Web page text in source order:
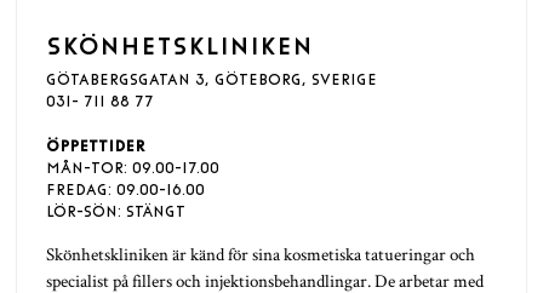
SKÖNHETSKLINIKEN
GÖTABERGSGATAN 3, GÖTEBORG, SVERIGE
031- 711 88 77
ÖPPETTIDER
MÅN-TOR: 09.00-17.00
FREDAG: 09.00-16.00
LÖR-SÖN: STÄNGT
Skönhetskliniken är känd för sina kosmetiska tatueringar och
specialist på fillers och injektionsbehandlingar. De arbetar med